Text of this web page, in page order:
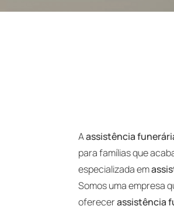
Aassistência
para famílias que
especializada em
Somos uma empresa
oferecerassistência